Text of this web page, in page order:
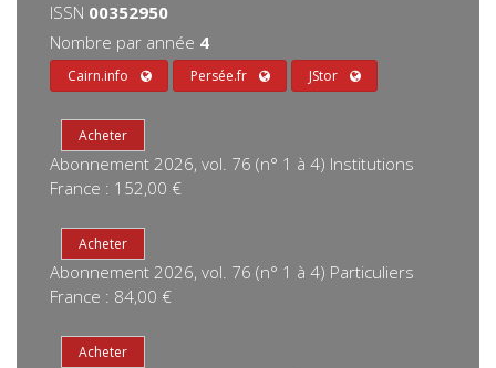
ISSN 00352950
Nombre par année 4
Cairn.info Persée.fr JStor
Abonnement 2026, vol. 76 (n° 1 à 4) Institutions
France : 152,00 €
Abonnement 2026, vol. 76 (n° 1 à 4) Particuliers
France : 84,00 €